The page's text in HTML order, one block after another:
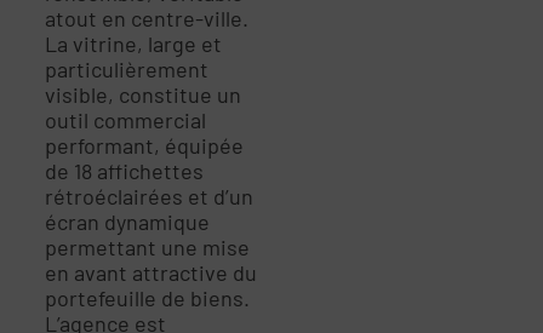
atout en centre-ville.
La vitrine, large et
particulièrement
visible, constitue un
outil commercial
performant, équipée
de 18 affichettes
rétroéclairées et d’un
écran dynamique
permettant une mise
en avant attractive du
portefeuille de biens.
L’agence est